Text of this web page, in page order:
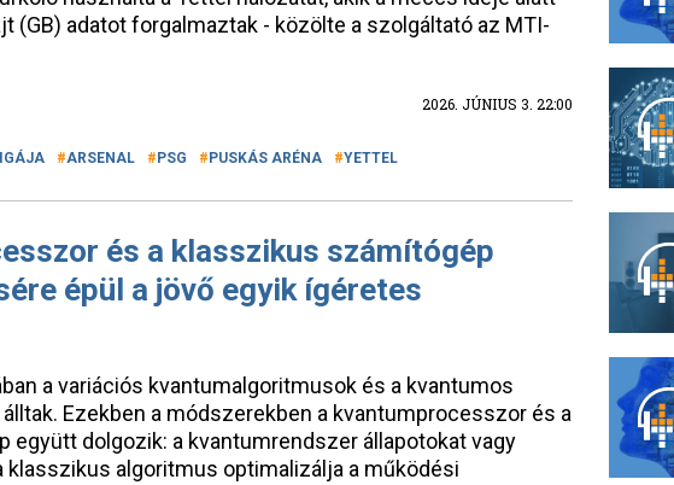
(GB) adatot forgalmaztak - közölte a szolgáltató az MTI-
2026. JÚNIUS 3. 22:00
ARSENAL PSG PUSKÁS ARÉNA YETTEL
és a klasszikus számítógép
épül a jövő egyik ígéretes
a variációs kvantumalgoritmusok és a kvantumos
Ezekben a módszerekben a kvantumprocesszor és a
együtt dolgozik: a kvantumrendszer állapotokat vagy
klasszikus algoritmus optimalizálja a működési